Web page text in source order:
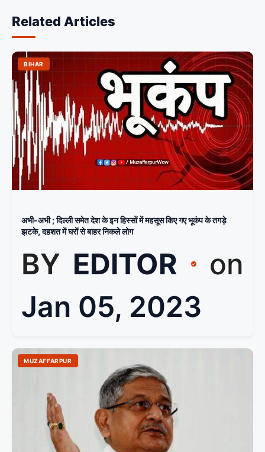
Related Articles
BIHAR
अभी-अभी ; दिल्ली समेत देश के इन हिस्सों में महसूस किए गए भूकंप के तगड़े
झटके, दहशत में घरों से बाहर निकले लोग
BY EDITOR
on
Jan 05, 2023
MUZAFFARPUR